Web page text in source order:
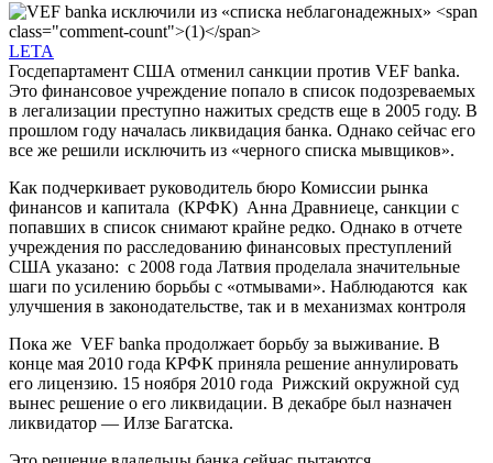
LETA
Госдепартамент США отменил санкции против VEF banka.
Это финансовое учреждение попало в список подозреваемых
в легализации преступно нажитых средств еще в 2005 году. В
прошлом году началась ликвидация банка. Однако сейчас его
все же решили исключить из «черного списка мывщиков».
Как подчеркивает руководитель бюро Комиссии рынка
финансов и капитала (КРФК) Анна Дравниеце, санкции с
попавших в список снимают крайне редко. Однако в отчете
учреждения по расследованию финансовых преступлений
США указано: с 2008 года Латвия проделала значительные
шаги по усилению борьбы с «отмывами». Наблюдаются как
улучшения в законодательстве, так и в механизмах контроля
Пока же VEF banka продолжает борьбу за выживание. В
конце мая 2010 года КРФК приняла решение аннулировать
его лицензию. 15 ноября 2010 года Рижский окружной суд
вынес решение о его ликвидации. В декабре был назначен
ликвидатор — Илзе Багатска.